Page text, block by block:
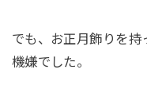
でも、お正月飾りを持
機嫌でした。